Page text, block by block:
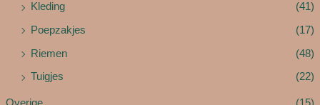
Kleding (41)
Poepzakjes (17)
Riemen (48)
Tuigjes (22)